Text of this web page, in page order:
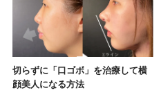
切らずに「口ゴボ」を治療して横
顔美人になる方法